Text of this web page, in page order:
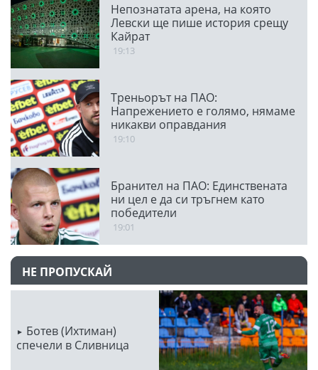
Непознатата арена, на която
Левски ще пише история срещу
Кайрат
19:13
Треньорът на ПАО:
Напрежението е голямо, нямаме
никакви оправдания
19:10
Бранител на ПАО: Единствената
ни цел е да си тръгнем като
победители
19:01
НЕ ПРОПУСКАЙ
Ботев (Ихтиман)
спечели в Сливница